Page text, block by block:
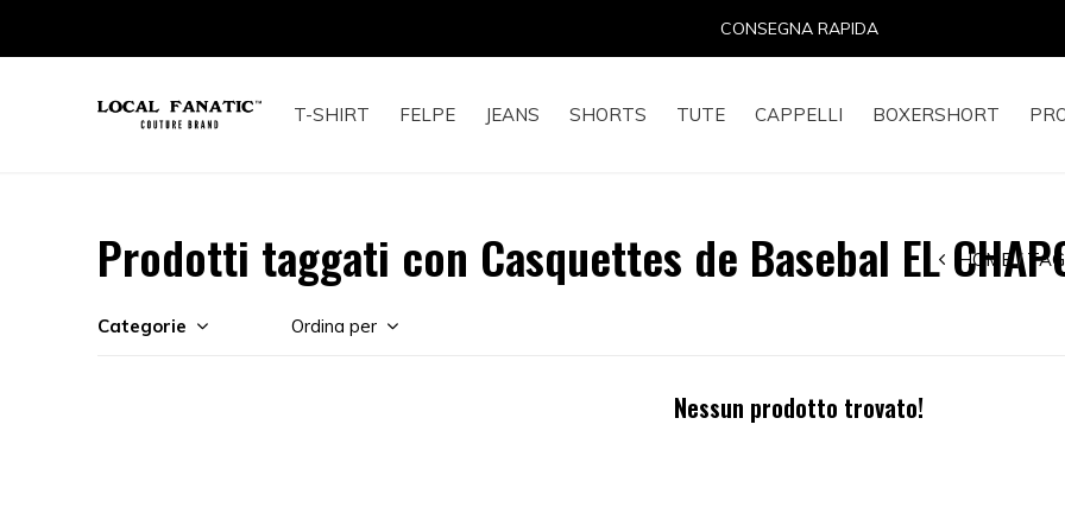
T-SHIRT FELPE JEANS SHORTS TUTE CAPPELLI BOXERSHORT
CONSEGNA RAPIDA
Prodotti taggati con Casquettes de Basebal EL HOME TAG
Categorie Ordina per
Nessun prodotto trovato!